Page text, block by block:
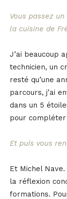
Vous passez
la cuisine de
J’ai beaucoup
technicien, un
resté qu’une
parcours, j’ai
dans un 5
pour
Et puis vous
Et Michel
la réflexion
formations.